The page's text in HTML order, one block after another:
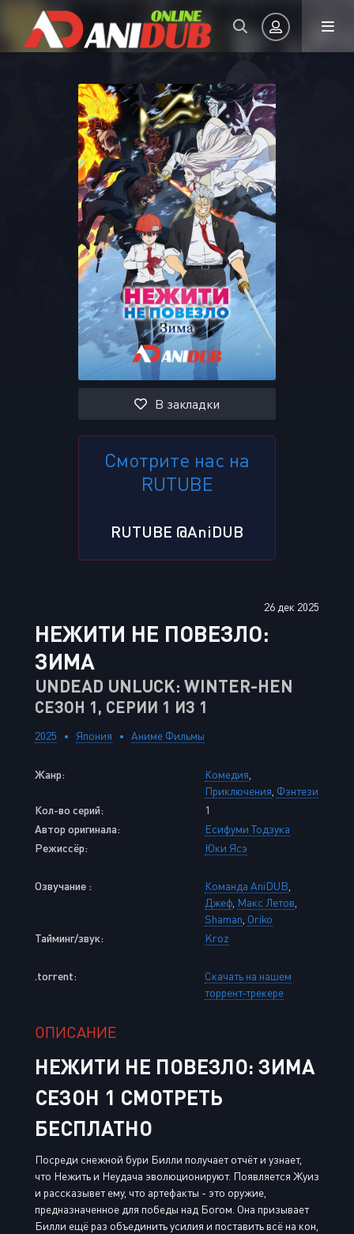
Авторизация
Запомнить
ВОЙТИ НА САЙТ
Восстановить пароль
Или войти через
В закладки
Смотрите нас на
RUTUBE
RUTUBE @AniDUB
26 дек 2025
НЕЖИТИ НЕ ПОВЕЗЛО:
ЗИМА
UNDEAD UNLUCK: WINTER-HEN
СЕЗОН 1, СЕРИИ 1 ИЗ 1
2025 Япония Аниме Фильмы
Жанр: Комедия
Приключения Фэнтези
Кол-во серий:
1
Автор оригинала:
Есифуми Тодзука
Режиссёр:
Юки Ясэ
Озвучание : Команда AniDUB
Джеф Макс Летов
Shaman Oriko
Тайминг/звук:
Kroz
.torrent:
Скачать на нашем
торрент-трекере
ОПИСАНИЕ
НЕЖИТИ НЕ ПОВЕЗЛО: ЗИМА
СЕЗОН 1 СМОТРЕТЬ
БЕСПЛАТНО
Посреди снежной бури Билли получает отчёт и узнает,
что Нежить и Неудача эволюционируют. Появляется Жуиз
и рассказывет ему, что артефакты - это оружие,
предназначенное для победы над Богом. Она призывает
Билли ещё раз объединить усилия и поставить всё на кон,